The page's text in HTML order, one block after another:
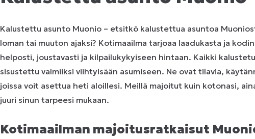
Kalustettu asunto Muonio – etsitkö kalustettua asuntoa
loman tai muuton ajaksi? Kotimaailma tarjoaa laadukasta ja
helposti, joustavasti ja kilpailukykyiseen hintaan. Kaikki
sisustettu valmiiksi viihtyisään asumiseen. Ne ovat tilavia,
joissa voit asettua heti aloillesi. Meillä majoitut kuin kotonasi,
juuri sinun tarpeesi mukaan.
Kotimaailman majoitusratkaisut